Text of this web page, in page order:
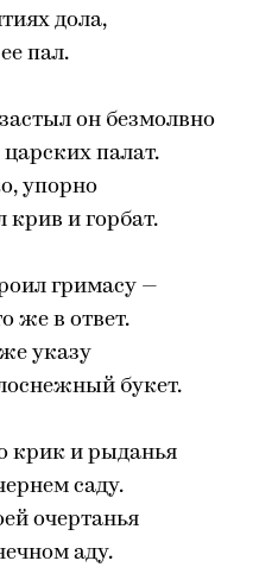
дола,
пал.
он безмолвно
палат.
упорно
крив и горбат.
гримасу —
же в ответ.
указу
букет.
крик и рыданья
саду.
очертанья
аду.